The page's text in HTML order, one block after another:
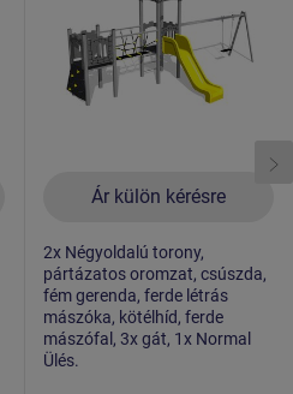
Ár külön kérésre
2x Négyoldalú torony,
pártázatos oromzat, csúszda,
fém gerenda, ferde létrás
mászóka, kötélhíd, ferde
mászófal, 3x gát, 1x Normal
Ülés.